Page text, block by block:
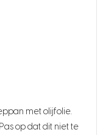
met olijfolie.
op dat dit niet te